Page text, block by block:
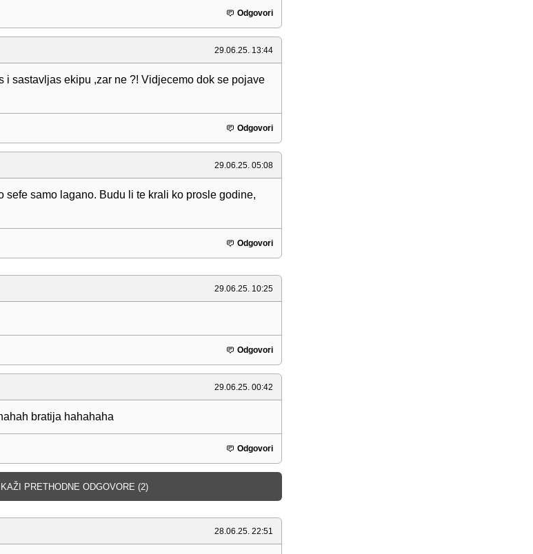
Odgovori
29.06.25. 13:44
i sastavljas ekipu ,zar ne ?! Vidjecemo dok se pojave
Odgovori
29.06.25. 05:08
sefe samo lagano. Budu li te krali ko prosle godine,
Odgovori
29.06.25. 10:25
Odgovori
29.06.25. 00:42
bratija hahahaha
Odgovori
PRETHODNE ODGOVORE (2)
28.06.25. 22:51